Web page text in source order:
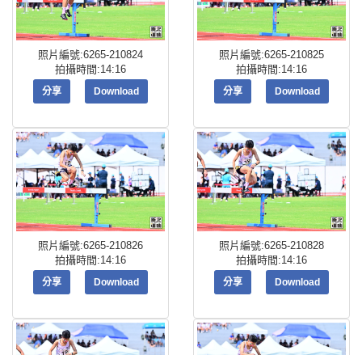
照片編號:6265-210824
拍攝時間:14:16
分享 Download
照片編號:6265-210825
拍攝時間:14:16
分享 Download
照片編號:6265-210826
拍攝時間:14:16
分享 Download
照片編號:6265-210828
拍攝時間:14:16
分享 Download